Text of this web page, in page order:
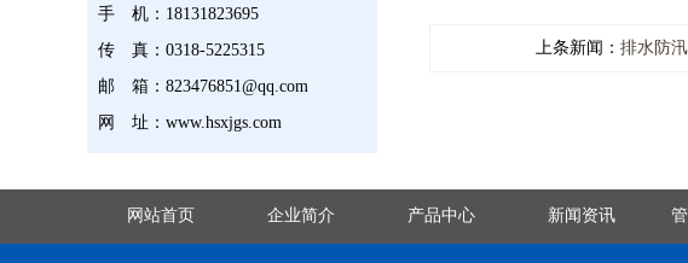
手 机： 18131823695
传 真： 0318-5225315
邮 箱： 823476851@qq.com
网 址： www.hsxjgs.com
上条新闻： 排水防
网站首页 企业简介 产品中心 新闻资讯